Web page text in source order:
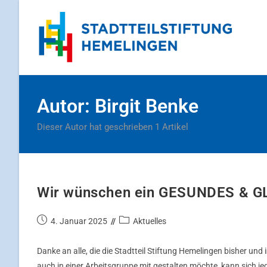
Autor: Birgit Benke
Dieser Autor hat geschrieben 1 Artikel
Wir wünschen ein GESUNDES &
4. Januar 2025 Aktuelles
Danke an alle, die die Stadtteil Stiftung Hemelingen bisher